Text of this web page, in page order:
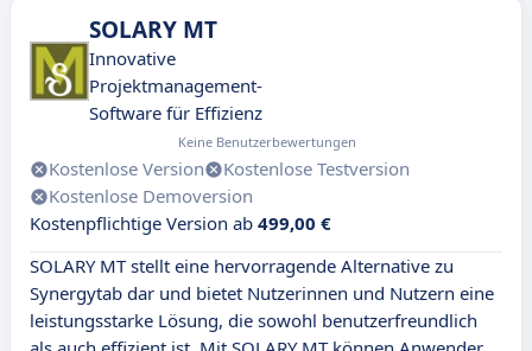
SOLARY MT
Innovative
Projektmanagement-
Software für Effizienz
Keine Benutzerbewertungen
Kostenlose Version
Kostenlose Testversion
Kostenlose Demoversion
Kostenpflichtige Version ab 499,00 €
SOLARY MT stellt eine hervorragende Alternative zu
Synergytab dar und bietet Nutzerinnen und Nutzern eine
leistungsstarke Lösung, die sowohl benutzerfreundlich